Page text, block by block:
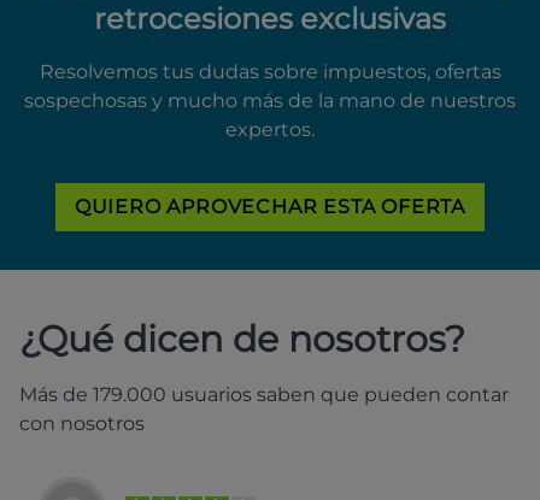
retrocesiones exclusivas
Resolvemos tus dudas sobre impuestos, ofertas
sospechosas y mucho más de la mano de nuestros
expertos.
QUIERO APROVECHAR ESTA OFERTA
¿Qué dicen de nosotros?
Más de 179.000 usuarios saben que pueden contar
con nosotros